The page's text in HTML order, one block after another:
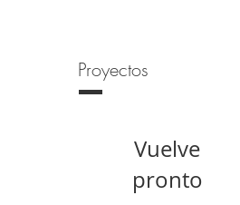
Proyectos
Vuelve
pronto